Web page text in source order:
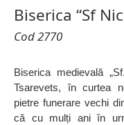
Biserica “Sf
Cod 2770
Biserica medievală
Tsarevets, în curtea
pietre funerare vechi
că cu mulți ani în